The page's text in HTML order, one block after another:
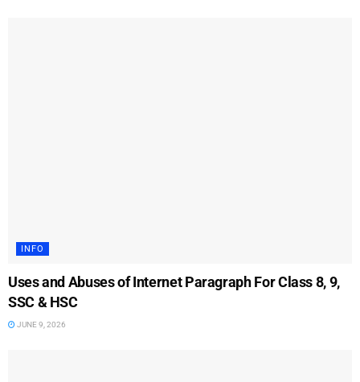
INFO
Uses and Abuses of Internet Paragraph For Class 8, 9,
SSC & HSC
JUNE 9, 2026